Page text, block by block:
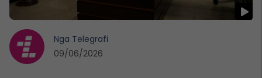
Nga Telegrafi
09/06/2026